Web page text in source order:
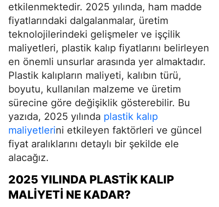
etkilenmektedir. 2025 yılında, ham madde
fiyatlarındaki dalgalanmalar, üretim
teknolojilerindeki gelişmeler ve işçilik
maliyetleri, plastik kalıp fiyatlarını belirleyen
en önemli unsurlar arasında yer almaktadır.
Plastik kalıpların maliyeti, kalıbın türü,
boyutu, kullanılan malzeme ve üretim
sürecine göre değişiklik gösterebilir. Bu
yazıda, 2025 yılında plastik kalıp
maliyetlerini etkileyen faktörleri ve güncel
fiyat aralıklarını detaylı bir şekilde ele
alacağız.
2025 YILINDA PLASTIK KALIP
MALIYETI NE KADAR?